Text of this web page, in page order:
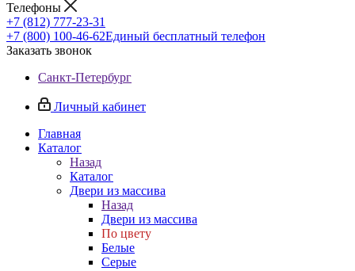
Телефоны
+7 (812) 777-23-31
+7 (800) 100-46-62Единый бесплатный телефон
Заказать звонок
Санкт-Петербург
Личный кабинет
Главная
Каталог
Назад
Каталог
Двери из массива
Назад
Двери из массива
По цвету
Белые
Серые